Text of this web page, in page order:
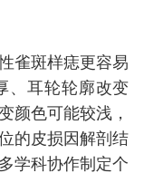
雀斑样痣更容易
、耳轮轮廓改变
颜色可能较浅，
的皮损因解剖结
学科协作制定个